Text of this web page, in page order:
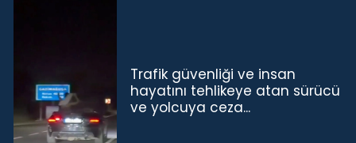
Trafik güvenliği ve insan
hayatını tehlikeye atan sürücü
ve yolcuya ceza...